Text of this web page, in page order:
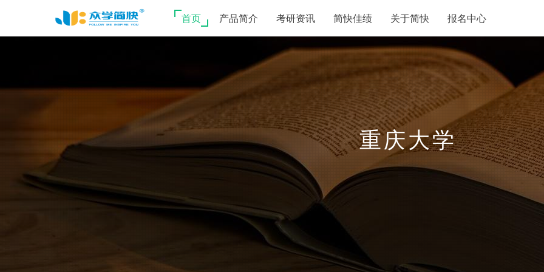
首页 产品简介 考研资讯 简快佳绩 关于简快 报名中心
重庆大学